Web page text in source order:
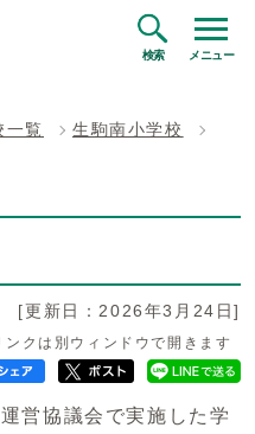
検索 メニュー
一覧
生駒南小学校
[更新日：2026年3月24日]
クは別ウィンドウで開きます
営協議会で実施した学